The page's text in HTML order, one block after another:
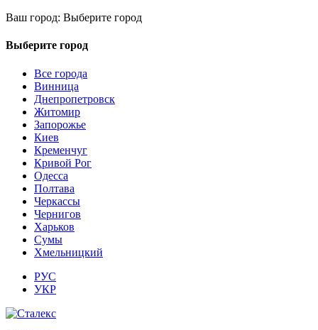
Ваш город: Выберите город
Выберите город
Все города
Винница
Днепропетровск
Житомир
Запорожье
Киев
Кременчуг
Кривой Рог
Одесса
Полтава
Черкассы
Чернигов
Харьков
Сумы
Хмельницкий
РУС
УКР